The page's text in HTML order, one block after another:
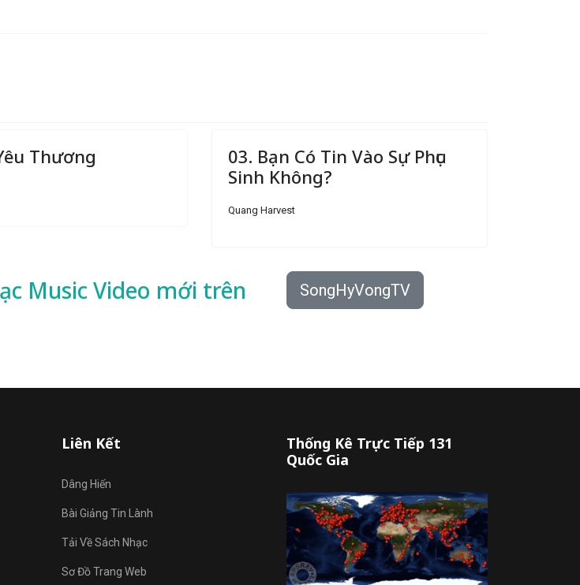
Thương
03. Bạn Có Tin Vào Sự Phục
Sinh Không?
Quang Harvest
Music Video mới trên SongHyVongTV
Liên Kết
Dâng Hiến
Bài Giảng Tin Lành
Tải Về Sách Nhạc
Sơ Đồ Trang Web
Thống Kê Trực Tiếp 131
Quốc Gia